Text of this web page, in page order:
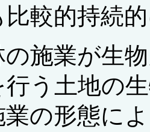
比較的持続
の施業が生
行う土地の
業の形態に